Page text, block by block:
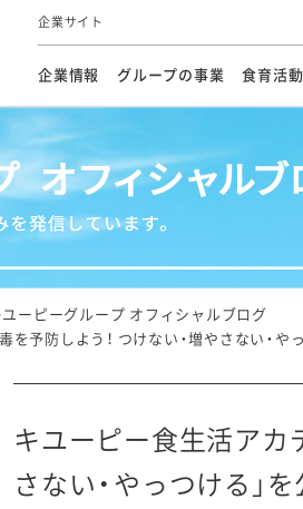
企業サイト
企業情報
トップメッセージ
グループの事業
市販用
ファインケミカル
食育活動
育活動方針
をテーマにした講演会 オー
外における食育活動 食に
トップメッセージ
気候変動への対応
持続可能な調達
イニシアチブ・加盟団体
本部長メッセージ
技術ソリューション 研究開発ス
個人投資家の皆さまへ
IRライブラリ 株式情
IRよくあるご質問 ディ
キユーピー食生活アカ
さない・やっつける」
ユーピーグループ オフィシャルブログ
を予防しよう！ つけない・増やさない・や